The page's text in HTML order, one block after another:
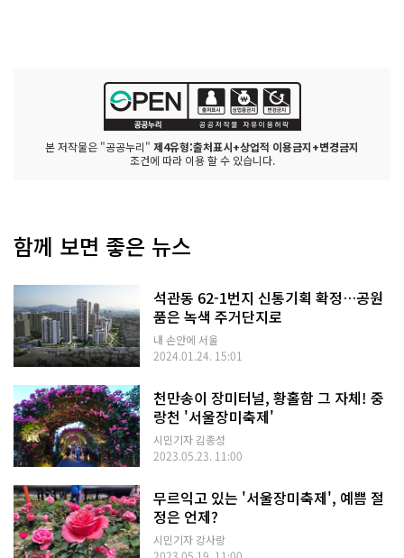
본 저작물은 "공공누리" 제4유형:출처표시+상업적 이용금지+변경금지
조건에 따라 이용 할 수 있습니다.
함께 보면 좋은 뉴스
석관동 62-1번지 신통기획 확정…공원
품은 녹색 주거단지로
내 손안에 서울
2024.01.24. 15:01
천만송이 장미터널, 황홀함 그 자체! 중
랑천 '서울장미축제'
시민기자 김종성
2023.05.23. 11:00
무르익고 있는 '서울장미축제', 예쁨 절
정은 언제?
시민기자 강사랑